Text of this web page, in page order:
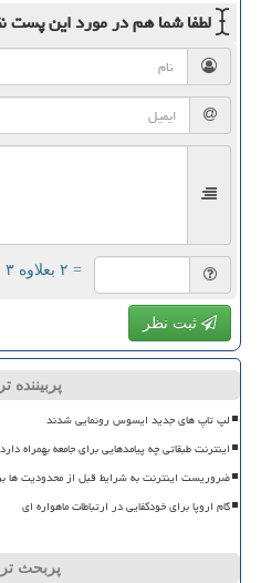
لطفا شما همدر مورد این پست
= ۲ بعلاوه ۳
ثبت نظر
پربیننده
لپ تاپ های جدید ایسوس رونمایی شدند
اینترنت طبقاتی چه پیامدهایی برای جامعه بهمراه
ضروریست اینترنت به شرایط قبل از محدودیت ها
گام اروپا برای خودکفایی در ارتباطات ماهواره ای
پربحث